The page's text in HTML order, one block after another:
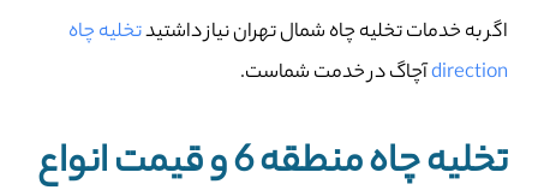
اگر به خدمات تخلیه چاه شمال تهران نیاز داشتیدتخلیه چاه
directionآچاگ در خدمت شماست.
تخلیه چاه منطقه 6 و قیمت انواع